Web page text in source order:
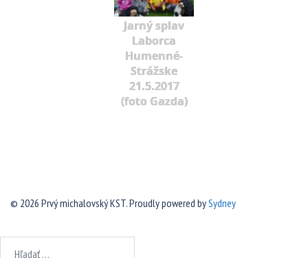
Jarný splav
Laborca
Humenné-
Strážske
21.5.2017
(foto Gazda)
© 2026 Prvý michalovský KST. Proudly powered bySydney